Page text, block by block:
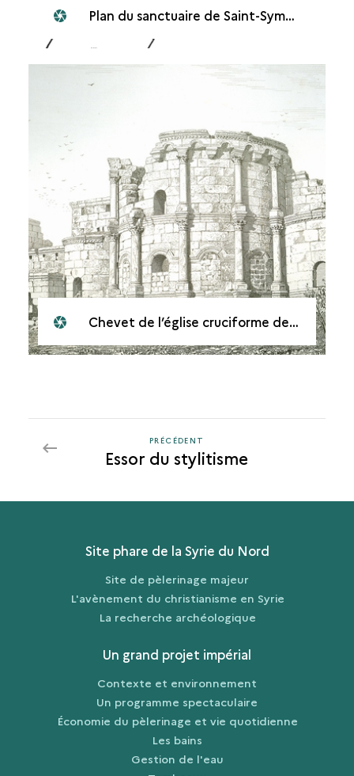
Plan du sanctuaire de Saint-Syméon
Chevet de l’église cruciforme de Saint-Syméon
PRÉCÉDENT
PRÉCÉDENT
Essor du stylitisme
Site phare de la Syrie du Nord
Site de pèlerinage majeur
L'avènement du christianisme en Syrie
La recherche archéologique
Un grand projet impérial
Contexte et environnement
Un programme spectaculaire
Économie du pèlerinage et vie quotidienne
Les bains
Gestion de l'eau